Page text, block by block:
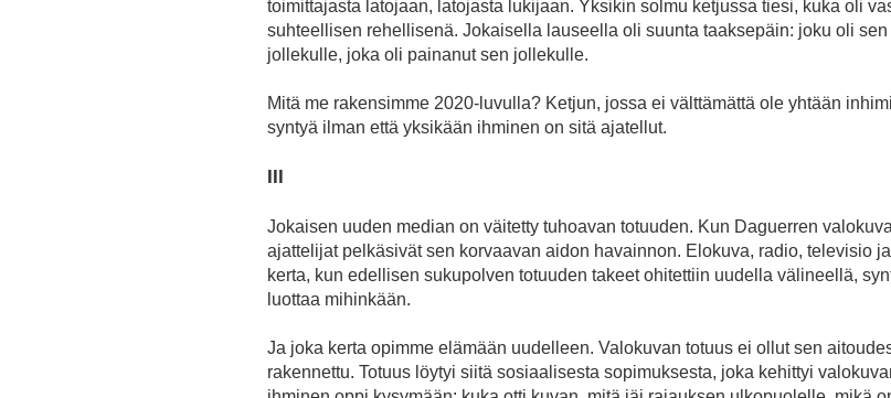
toimittajasta latojaan, latojasta lukijaan. Yksikin solmu ketjussa tiesi, kuka oli
suhteellisen rehellisenä. Jokaisella lauseella oli suunta taaksepäin: joku oli
jollekulle, joka oli painanut sen jollekulle.
Mitä me rakensimme 2020-luvulla? Ketjun, jossa ei välttämättä ole yhtään
syntyä ilman että yksikään ihminen on sitä ajatellut.
III
Jokaisen uuden median on väitetty tuhoavan totuuden. Kun Daguerren
ajattelijat pelkäsivät sen korvaavan aidon havainnon. Elokuva, radio, televisio
kerta, kun edellisen sukupolven totuuden takeet ohitettiin uudella välineellä,
luottaa mihinkään.
Ja joka kerta opimme elämään uudelleen. Valokuvan totuus ei ollut sen
rakennettu. Totuus löytyi siitä sosiaalisesta sopimuksesta, joka kehittyi